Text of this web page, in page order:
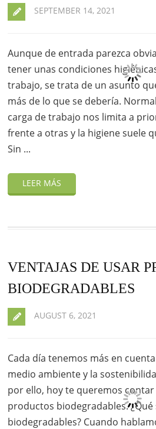
SEPTEMBER 14, 2021
Aunque de entrada parezca
tener unas condiciones
trabajo, se trata de un asunto
más de lo que se debería.
carga de trabajo nos limita a
frente a otras y la higiene suele
Sin ...
VENTAJAS DE USAR
BIODEGRADABLES
AUGUST 6, 2021
Cada día tenemos más en
medio ambiente y la
por ello, hoy te queremos
productos biodegradables.
biodegradables? Cuando